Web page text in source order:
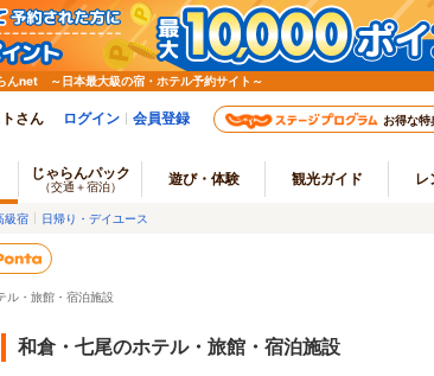
んnet ～日本最大級の宿・ホテル予約サイト～
さん ログイン 会員登録 お得な特
じゃらんパック
（交通＋宿泊） 遊び・体験 観光ガイド レ
級宿 日帰り・デイユース
ル・旅館・宿泊施設
和倉・七尾のホテル・旅館・宿泊施設